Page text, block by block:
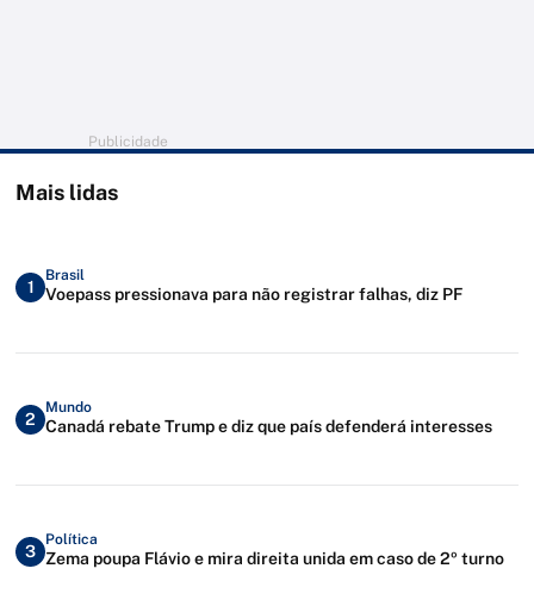
Publicidade
Mais lidas
1
Brasil
Voepass pressionava para não registrar falhas, diz PF
2
Mundo
Canadá rebate Trump e diz que país defenderá interesses
3
Política
Zema poupa Flávio e mira direita unida em caso de 2º turno